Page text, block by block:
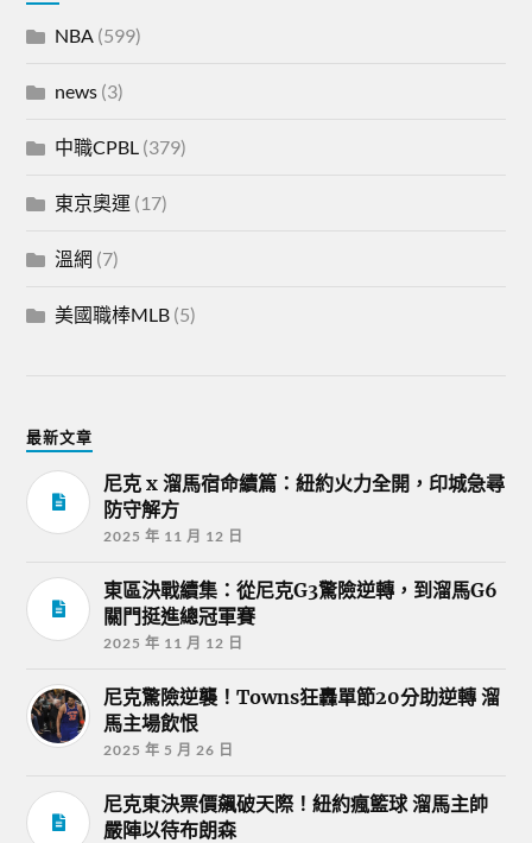
NBA (599)
news (3)
中職CPBL (379)
東京奧運 (17)
溫網 (7)
美國職棒MLB (5)
最新文章
尼克 x 溜馬宿命續篇：紐約火力全開，印城急尋
防守解方
2025 年 11 月 12 日
東區決戰續集：從尼克G3驚險逆轉，到溜馬G6
關門挺進總冠軍賽
2025 年 11 月 12 日
尼克驚險逆襲！Towns狂轟單節20分助逆轉 溜
馬主場飲恨
2025 年 5 月 26 日
尼克東決票價飆破天際！紐約瘋籃球 溜馬主帥
嚴陣以待布朗森